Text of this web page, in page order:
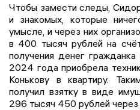
Чтобы замести следы,
и знакомых, которые
умысле, и через них
в 400 тысяч рублей на
получения денег
2024 года приобрела
Конькову в квартиру.
получил взятку в виде
296 тысяч 450 рублей через